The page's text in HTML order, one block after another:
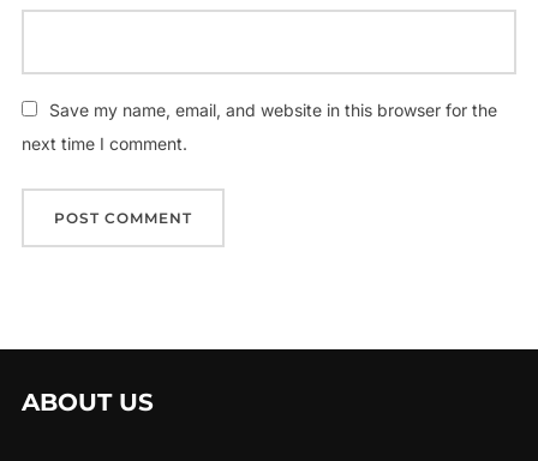
Save my name, email, and website in this browser for the
next time I comment.
ABOUT US